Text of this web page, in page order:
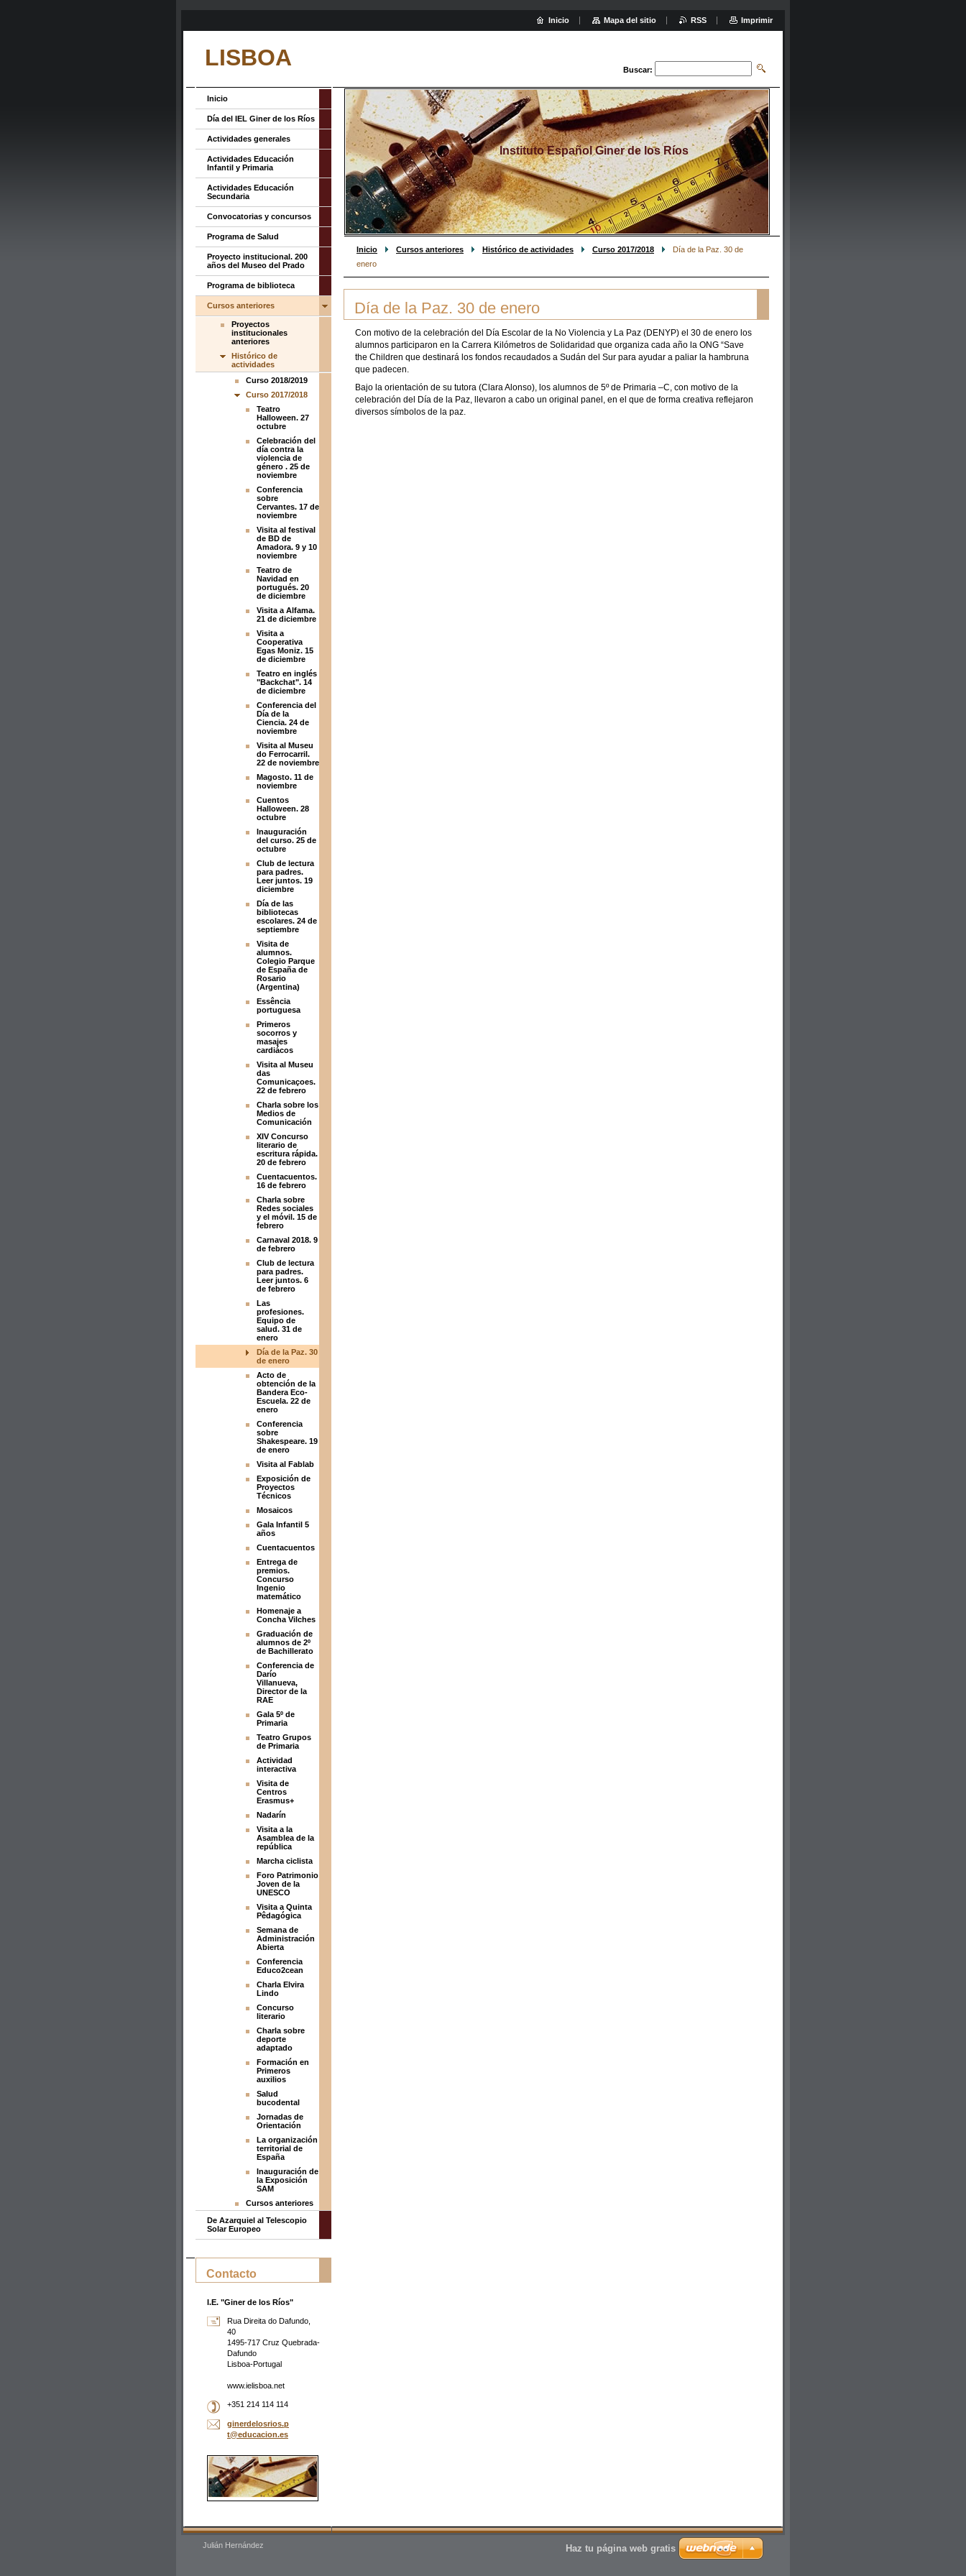
LISBOA Buscar:
Instituto Español Giner de los Ríos
Inicio Cursos anteriores Histórico de actividades Curso 2017/2018
Día de la Paz. 30 de
enero
Día de la Paz. 30 de enero
Con motivo de la celebración del Día Escolar de la No Violencia y La Paz (DENYP) el 30 de enero los
alumnos participaron en la Carrera Kilómetros de Solidaridad que organiza cada año la ONG “Save
the Children que destinará los fondos recaudados a Sudán del Sur para ayudar a paliar la hambruna
que padecen.
Bajo la orientación de su tutora (Clara Alonso), los alumnos de 5º de Primaria –C, con motivo de la
celebración del Día de la Paz, llevaron a cabo un original panel, en el que de forma creativa reflejaron
diversos símbolos de la paz.
Inicio
Día del IEL Giner de los Ríos
Actividades generales
Actividades Educación
Infantil y Primaria
Actividades Educación
Secundaria
Convocatorias y concursos
Programa de Salud
Proyecto institucional. 200
años del Museo del Prado
Programa de biblioteca
Cursos anteriores
Proyectos
institucionales
anteriores
Histórico de
actividades
Curso 2018/2019
Curso 2017/2018
Teatro
Halloween. 27
octubre
Celebración del
día contra la
violencia de
género . 25 de
noviembre
Conferencia
sobre
Cervantes. 17 de
noviembre
Visita al festival
de BD de
Amadora. 9 y 10
noviembre
Teatro de
Navidad en
portugués. 20
de diciembre
Visita a Alfama.
21 de diciembre
Visita a
Cooperativa
Egas Moniz. 15
de diciembre
Teatro en inglés
"Backchat". 14
de diciembre
Conferencia del
Día de la
Ciencia. 24 de
noviembre
Visita al Museu
do Ferrocarril.
22 de noviembre
Magosto. 11 de
noviembre
Cuentos
Halloween. 28
octubre
Inauguración
del curso. 25 de
octubre
Club de lectura
para padres.
Leer juntos. 19
diciembre
Día de las
bibliotecas
escolares. 24 de
septiembre
Visita de
alumnos.
Colegio Parque
de España de
Rosario
(Argentina)
Essência
portuguesa
Primeros
socorros y
masajes
cardiácos
Visita al Museu
das
Comunicaçoes.
22 de febrero
Charla sobre los
Medios de
Comunicación
XIV Concurso
literario de
escritura rápida.
20 de febrero
Cuentacuentos.
16 de febrero
Charla sobre
Redes sociales
y el móvil. 15 de
febrero
Carnaval 2018. 9
de febrero
Club de lectura
para padres.
Leer juntos. 6
de febrero
Las
profesiones.
Equipo de
salud. 31 de
enero
Día de la Paz. 30
de enero
Acto de
obtención de la
Bandera Eco-
Escuela. 22 de
enero
Conferencia
sobre
Shakespeare. 19
de enero
Visita al Fablab
Exposición de
Proyectos
Técnicos
Mosaicos
Gala Infantil 5
años
Cuentacuentos
Entrega de
premios.
Concurso
Ingenio
matemático
Homenaje a
Concha Vilches
Graduación de
alumnos de 2º
de Bachillerato
Conferencia de
Darío
Villanueva,
Director de la
RAE
Gala 5º de
Primaria
Teatro Grupos
de Primaria
Actividad
interactiva
Visita de
Centros
Erasmus+
Nadarín
Visita a la
Asamblea de la
república
Marcha ciclista
Foro Patrimonio
Joven de la
UNESCO
Visita a Quinta
Pêdagógica
Semana de
Administración
Abierta
Conferencia
Educo2cean
Charla Elvira
Lindo
Concurso
literario
Charla sobre
deporte
adaptado
Formación en
Primeros
auxilios
Salud
bucodental
Jornadas de
Orientación
La organización
territorial de
España
Inauguración de
la Exposición
SAM
Cursos anteriores
De Azarquiel al Telescopio
Solar Europeo
Contacto
I.E. "Giner de los Ríos"
Rua Direita do Dafundo,
40
1495-717 Cruz Quebrada-
Dafundo
Lisboa-Portugal
www.ielisboa.net
+351 214 114 114
ginerdelosrios.p
t@educacion.es
Inicio Mapa del sitio RSS Imprimir
Julián Hernández Haz tu página web gratis